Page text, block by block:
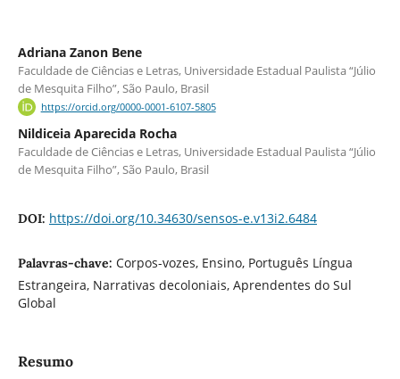
Adriana Zanon Bene
Faculdade de Ciências e Letras, Universidade Estadual Paulista “Júlio
de Mesquita Filho”, São Paulo, Brasil
https://orcid.org/0000-0001-6107-5805
Nildiceia Aparecida Rocha
Faculdade de Ciências e Letras, Universidade Estadual Paulista “Júlio
de Mesquita Filho”, São Paulo, Brasil
DOI: https://doi.org/10.34630/sensos-e.v13i2.6484
Palavras-chave: Corpos-vozes, Ensino, Português Língua
Estrangeira, Narrativas decoloniais, Aprendentes do Sul
Global
Resumo